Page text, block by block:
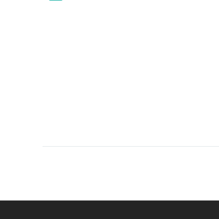
extremidade dos ossos e